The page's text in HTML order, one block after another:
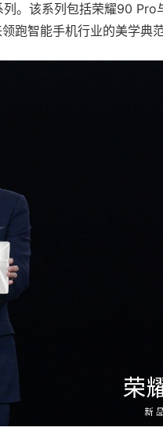
。该系列包括荣耀90 Pro
跑智能手机行业的美学典范